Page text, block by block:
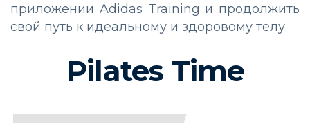
приложении Adidas Training и продолжить
свой путь к идеальному и здоровому телу.
Pilates Time